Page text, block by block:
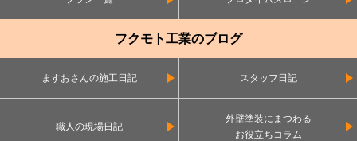
フクモト工業のブログ
ますおさんの施工日記 スタッフ日記
職人の現場日記
外壁塗装にまつわる
お役立ちコラム